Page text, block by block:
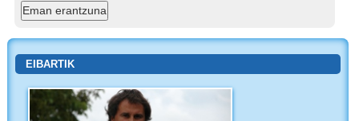
EIBARTIK